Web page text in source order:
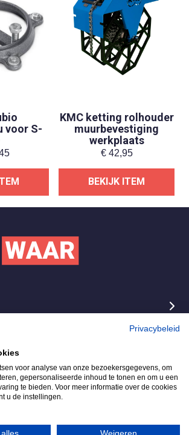
voor S-
KMC ketting rolhouder
muurbevestiging
werkplaats
€42,95
BEKIJK ITEM
FietsWaar.nl
4.7
Gebaseerd op 540 reviews
Review ons op
Privacybeleid
voor analyse van onze bezoekersgegevens, om
gepersonaliseerde inhoud te tonen en om u een
te bieden. Voor meer informatie over de cookies
u de instellingen.